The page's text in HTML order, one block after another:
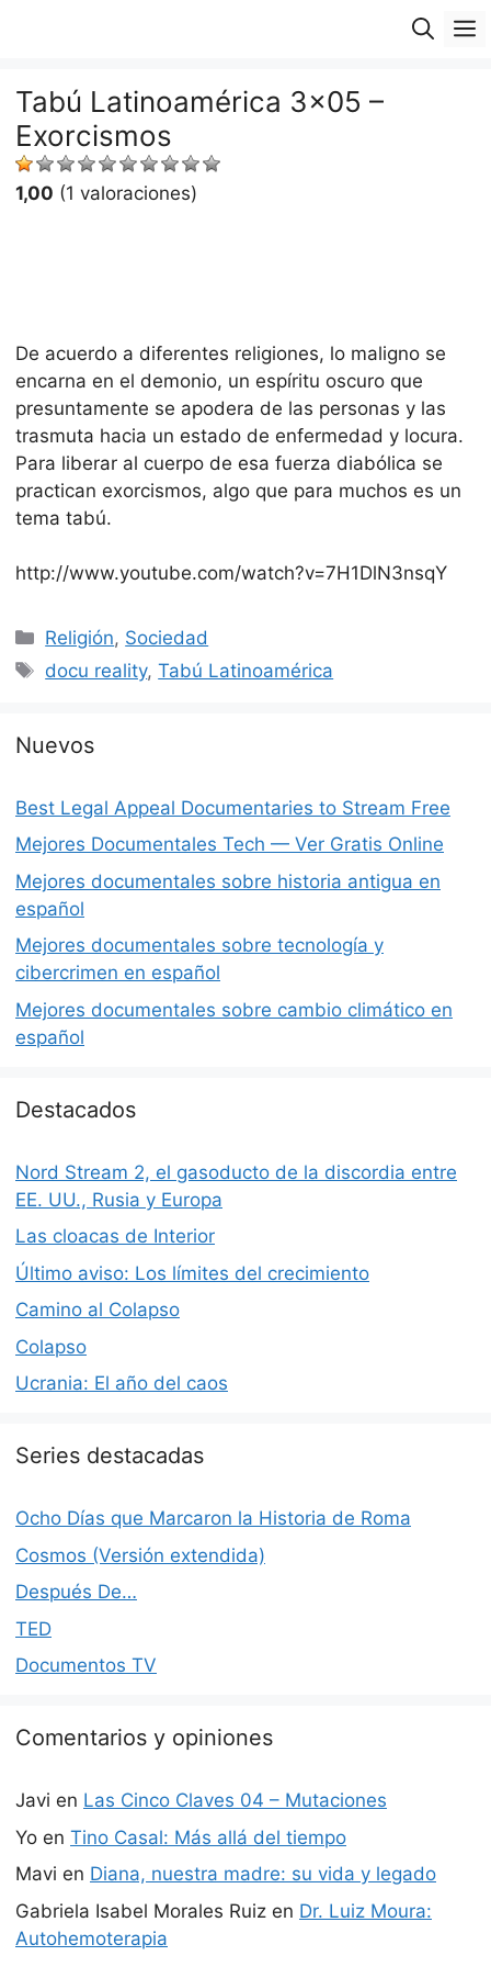
Tabú Latinoamérica 3×05 –
Exorcismos
1,00 (1 valoraciones)
De acuerdo a diferentes religiones, lo maligno se
encarna en el demonio, un espíritu oscuro que
presuntamente se apodera de las personas y las
trasmuta hacia un estado de enfermedad y locura.
Para liberar al cuerpo de esa fuerza diabólica se
practican exorcismos, algo que para muchos es un
tema tabú.
http://www.youtube.com/watch?v=7H1DlN3nsqY
Categorías
Religión, Sociedad
Etiquetas
docu reality,Tabú Latinoamérica
Nuevos
Best Legal Appeal Documentaries to Stream Free
Mejores Documentales Tech — Ver Gratis Online
Mejores documentales sobre historia antigua en
español
Mejores documentales sobre tecnología y
cibercrimen en español
Mejores documentales sobre cambio climático en
español
Destacados
Nord Stream 2, el gasoducto de la discordia entre
EE. UU., Rusia y Europa
Las cloacas de Interior
Último aviso: Los límites del crecimiento
Camino al Colapso
Colapso
Ucrania: El año del caos
Series destacadas
Ocho Días que Marcaron la Historia de Roma
Cosmos (Versión extendida)
Después De…
TED
Documentos TV
Comentarios y opiniones
Javi en Las Cinco Claves 04 – Mutaciones
Yo en Tino Casal: Más allá del tiempo
Mavi en Diana, nuestra madre: su vida y legado
Gabriela Isabel Morales Ruiz en Dr. Luiz Moura:
Autohemoterapia